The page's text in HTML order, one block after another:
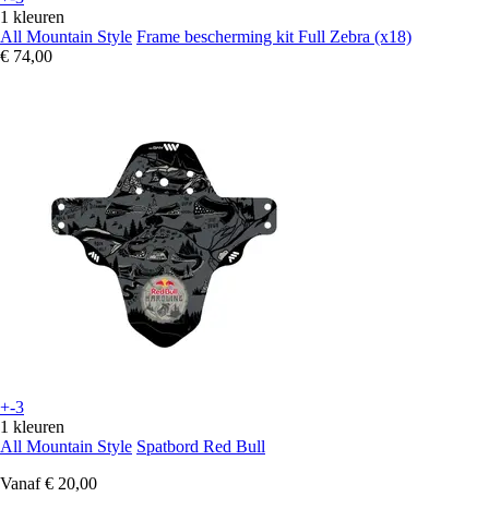
1 kleuren
All Mountain Style Frame bescherming kit Full Zebra (x18)
€ 74,00
+-3
1 kleuren
All Mountain Style Spatbord Red Bull
Vanaf € 20,00